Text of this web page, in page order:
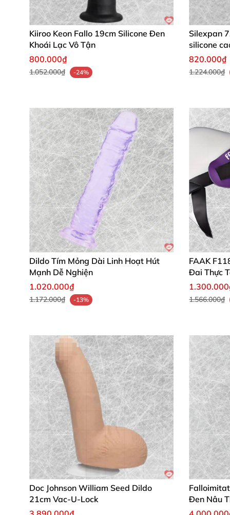
Sau sử dụng, rửa lại và xịt chất chăm sóc đồ
bền bỉ qua năm tháng. Tiện lợi, dễ dàng cho
Nhận Xét Từ Khách Hàng Thực Tế ❤️
Minh Quân (TP.HCM): "Độ dày 3.8cm vừa
100%!" 🔥
Hương Giang (Đà Nẵng): "Thiết kế gân
phẩm đáng mua nhất ever!" ✨
BlueLine Anal Rung Đen 20cmkhông chỉ là
rung mạnh mẽ và thông số ấn tượng, đây là
hưởng trọn vẹn!
Mua ngay hôm nay để sở hữu đỉnh cao khoái
Kiiroo Keon Fallo 19cm Silicone Đen
Khoái Lạc Vô Tận
800.000₫
1.052.000₫ -24%
Silexpan
silicone
820.000₫
1.224.000₫
Dildo Tím Mỏng Dài Linh Hoạt Hút
Mạnh Dễ Nghiện
1.020.000₫
1.172.000₫ -13%
FAAK
Đai Thực
1.566.000₫
Doc Johnson William Seed Dildo
21cm Vac-U-Lock
Đen Nâu